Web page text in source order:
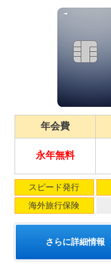
年会費
永年無料
スピード発行
海外旅行保険
さらに詳細情報